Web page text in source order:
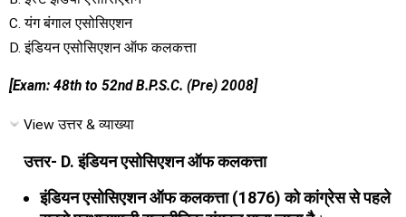
C. यंग बंगाल एसोसिएशन
D. इंडियन एसोसिएशन ऑफ कलकत्ता
[Exam: 48th to 52nd B.P.S.C. (Pre) 2008]
View उत्तर & व्याख्या
उत्तर- D. इंडियन एसोसिएशन ऑफ कलकत्ता
इंडियन एसोसिएशन ऑफ कलकत्ता (1876) को कांग्रेस से पहले